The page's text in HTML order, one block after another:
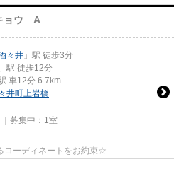
ョウ A
々井 」駅 徒歩3分
」駅 徒歩12分
車12分 6.7km
井町 上岩橋
募集中： 1室
コーディネートをお約束☆